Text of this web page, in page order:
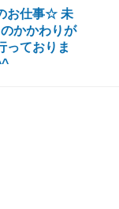
お仕事☆ 未
かかわりが
っておりま